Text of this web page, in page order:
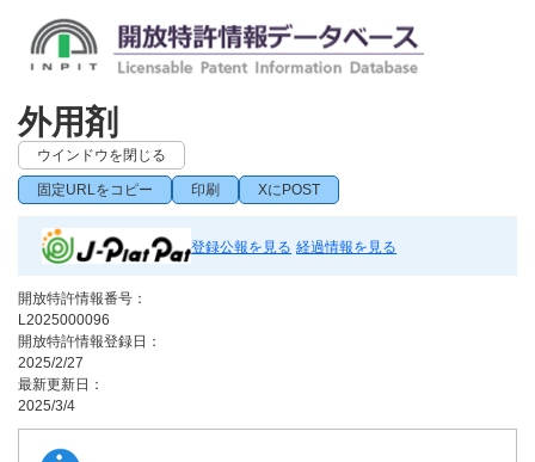
外用剤
ウインドウを閉じる
固定URLをコピー 印刷 XにPOST
登録公報を見る 経過情報を見る
開放特許情報番号：
L2025000096
開放特許情報登録日：
2025/2/27
最新更新日：
2025/3/4